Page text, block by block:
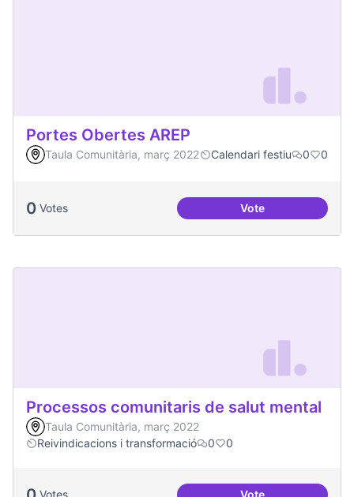
Portes Obertes AREP
Taula Comunitària, març 2022 Calendari festiu 0 0
0 Votes VotePortes Obertes
Processos comunitaris de salut mental
Taula Comunitària, març 2022
Reivindicacions i transformació
0 0